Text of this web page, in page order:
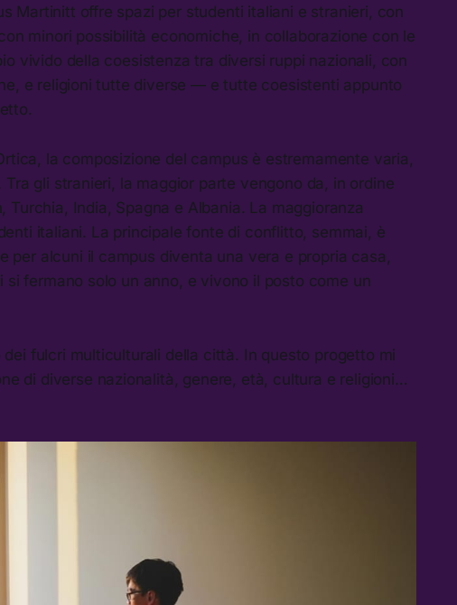
Martinitt offre spazi per studenti italiani e stranieri, con
minori possibilità economiche, in collaborazione con le
vivido della coesistenza tra diversi ruppi nazionali, con
e religioni tutte diverse — e tutte coesistenti appunto
la composizione del campus è estremamente varia,
gli stranieri, la maggior parte vengono da, in ordine
Turchia, India, Spagna e Albania. La maggioranza
italiani. La principale fonte di conflitto, semmai, è
per alcuni il campus diventa una vera e propria casa,
si fermano solo un anno, e vivono il posto come un
fulcri multiculturali della città. In questo progetto mi
di diverse nazionalità, genere, età, cultura e religioni…